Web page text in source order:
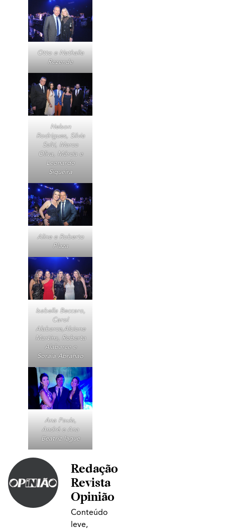
Otto e Nathalia
Rezende
Nelson
Rodrigues, Silvia
Salti, Marco
Oliva, Márcia e
Leonardo
Siqueira
Aline e Roberto
Plaza
Isabella Beccaro,
Carol
Alabarce,Alcione
Martins, Roberta
Alabarce e
Soraia Abrahao
Ana Paula,
André e Ana
Beatriz Iague
Redação
Revista
Opinião
Conteúdo
leve,